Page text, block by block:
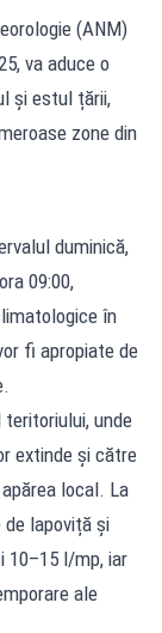
(ANM)
va aduce o
și estul țării,
zone din
duminică,
09:00,
în
fi apropiate de
unde
extinde și către
local. La
lapoviță și
10–15 l/mp, iar
ale